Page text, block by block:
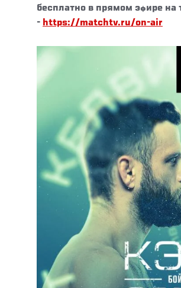
бесплатно в прямом эфире на
- https://matchtv.ru/on-air